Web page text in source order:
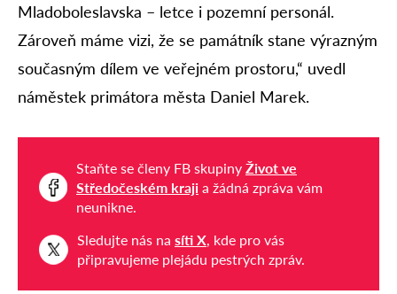
Mladoboleslavska – letce i pozemní personál.
Zároveň máme vizi, že se památník stane výrazným
současným dílem ve veřejném prostoru,“ uvedl
náměstek primátora města Daniel Marek.
Staňte se členy FB skupiny Život ve
Středočeském kraji a žádná zpráva vám
neunikne.
Sledujte nás na síti X, kde pro vás
připravujeme plejádu pestrých zpráv.